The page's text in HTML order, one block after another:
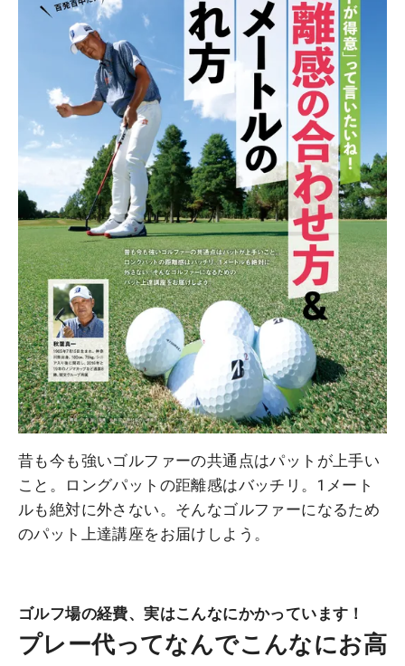
昔も今も強いゴルファーの共通点はパットが上手い
こと。ロングパットの距離感はバッチリ。1メート
ルも絶対に外さない。そんなゴルファーになるため
のパット上達講座をお届けしよう。
ゴルフ場の経費、実はこんなにかかっています！
プレー代ってなんでこんなにお高